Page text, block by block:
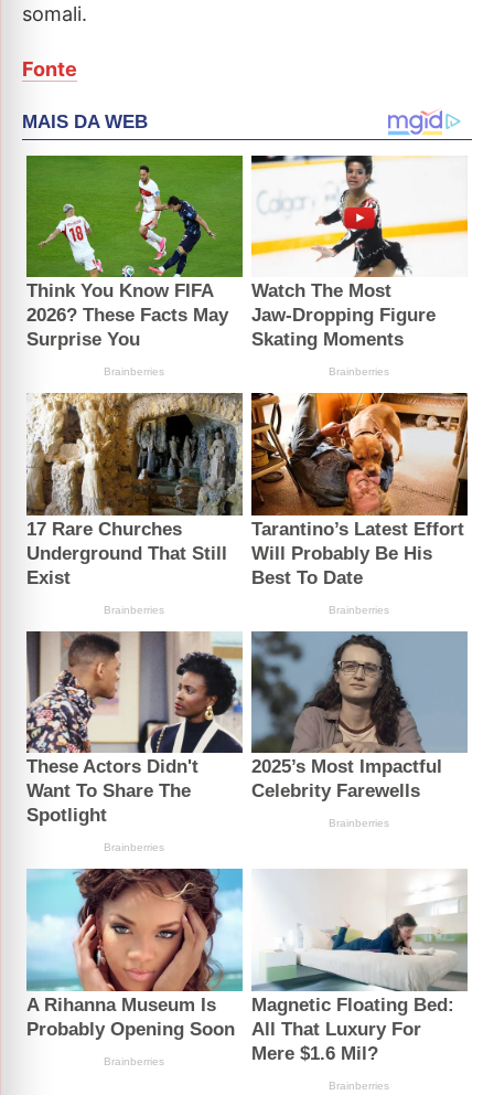
somali.
Fonte